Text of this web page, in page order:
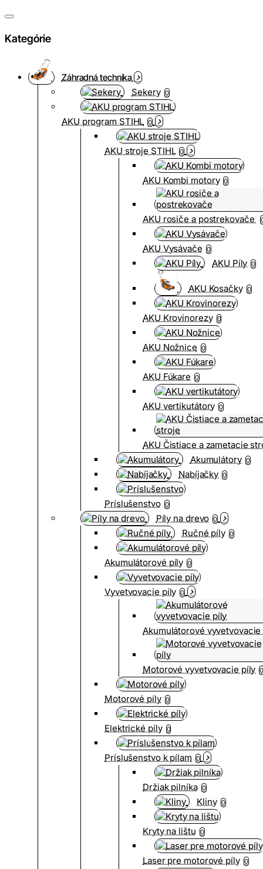
Kategórie
Záhradná technika
Sekery 0
AKU program STIHL 0
AKU stroje STIHL 0
AKU Kombi motory 0
AKU rosiče a postrekovače
AKU Vysávače 0
AKU Píly 0
AKU Kosačky 0
AKU Krovinorezy 0
AKU Nožnice 0
AKU Fúkare 0
AKU vertikutátory 0
AKU Čistiace a zametacie
Akumulátory 0
Nabíjačky 0
Príslušenstvo 0
Píly na drevo 0
Ručné píly 0
Akumulátorové píly 0
Vyvetvovacie píly 0
Akumulátorové
Motorové vyvetvovacie píly
Motorové píly 0
Elektrické píly 0
Príslušenstvo k pílam 0
Držiak pilníka 0
Kliny 0
Kryty na lištu 0
Laser pre motorové píly 0